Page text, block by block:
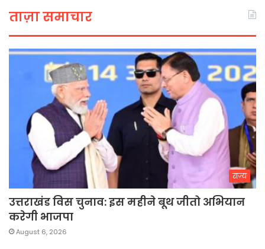
ताज़ा समाचार
राज्य
उत्तराखंड विस चुनाव: इस महीने बूथ जीतो अभियान
करेगी भाजपा
August 6, 2026